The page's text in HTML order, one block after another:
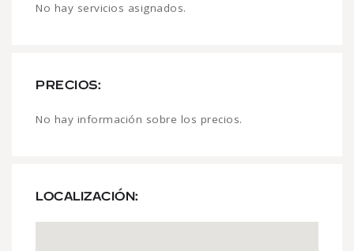
No hay servicios asignados.
PRECIOS:
No hay información sobre los precios.
LOCALIZACIÓN: